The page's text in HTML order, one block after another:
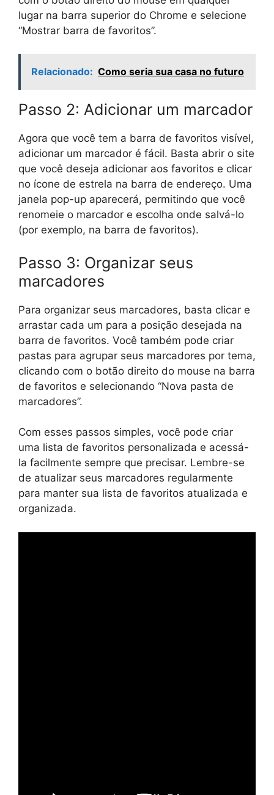
lugar na barra superior do Chrome e selecione
“Mostrar barra de favoritos”.
Relacionado: Como seria sua casa no futuro
Passo 2: Adicionar um marcador
Agora que você tem a barra de favoritos visível,
adicionar um marcador é fácil. Basta abrir o site
que você deseja adicionar aos favoritos e clicar
no ícone de estrela na barra de endereço. Uma
janela pop-up aparecerá, permitindo que você
renomeie o marcador e escolha onde salvá-lo
(por exemplo, na barra de favoritos).
Passo 3: Organizar seus
marcadores
Para organizar seus marcadores, basta clicar e
arrastar cada um para a posição desejada na
barra de favoritos. Você também pode criar
pastas para agrupar seus marcadores por tema,
clicando com o botão direito do mouse na barra
de favoritos e selecionando “Nova pasta de
marcadores”.
Com esses passos simples, você pode criar
uma lista de favoritos personalizada e acessá-
la facilmente sempre que precisar. Lembre-se
de atualizar seus marcadores regularmente
para manter sua lista de favoritos atualizada e
organizada.